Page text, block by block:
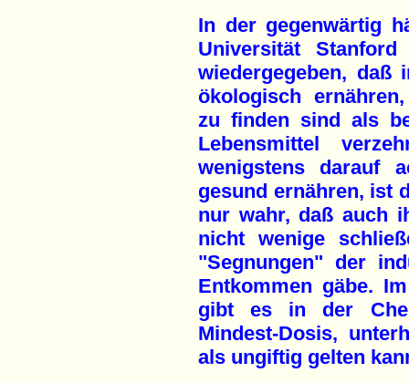
In der gegenwärtig
Universität
wiedergegeben,
ökologisch
zu finden sind als
Lebensmittel
wenigstens darauf
gesund ernähren, ist
nur wahr, daß auch
nicht wenige
"Segnungen" der
Entkommen gäbe.
gibt es in der
Mindest-Dosis,
als ungiftig gelten